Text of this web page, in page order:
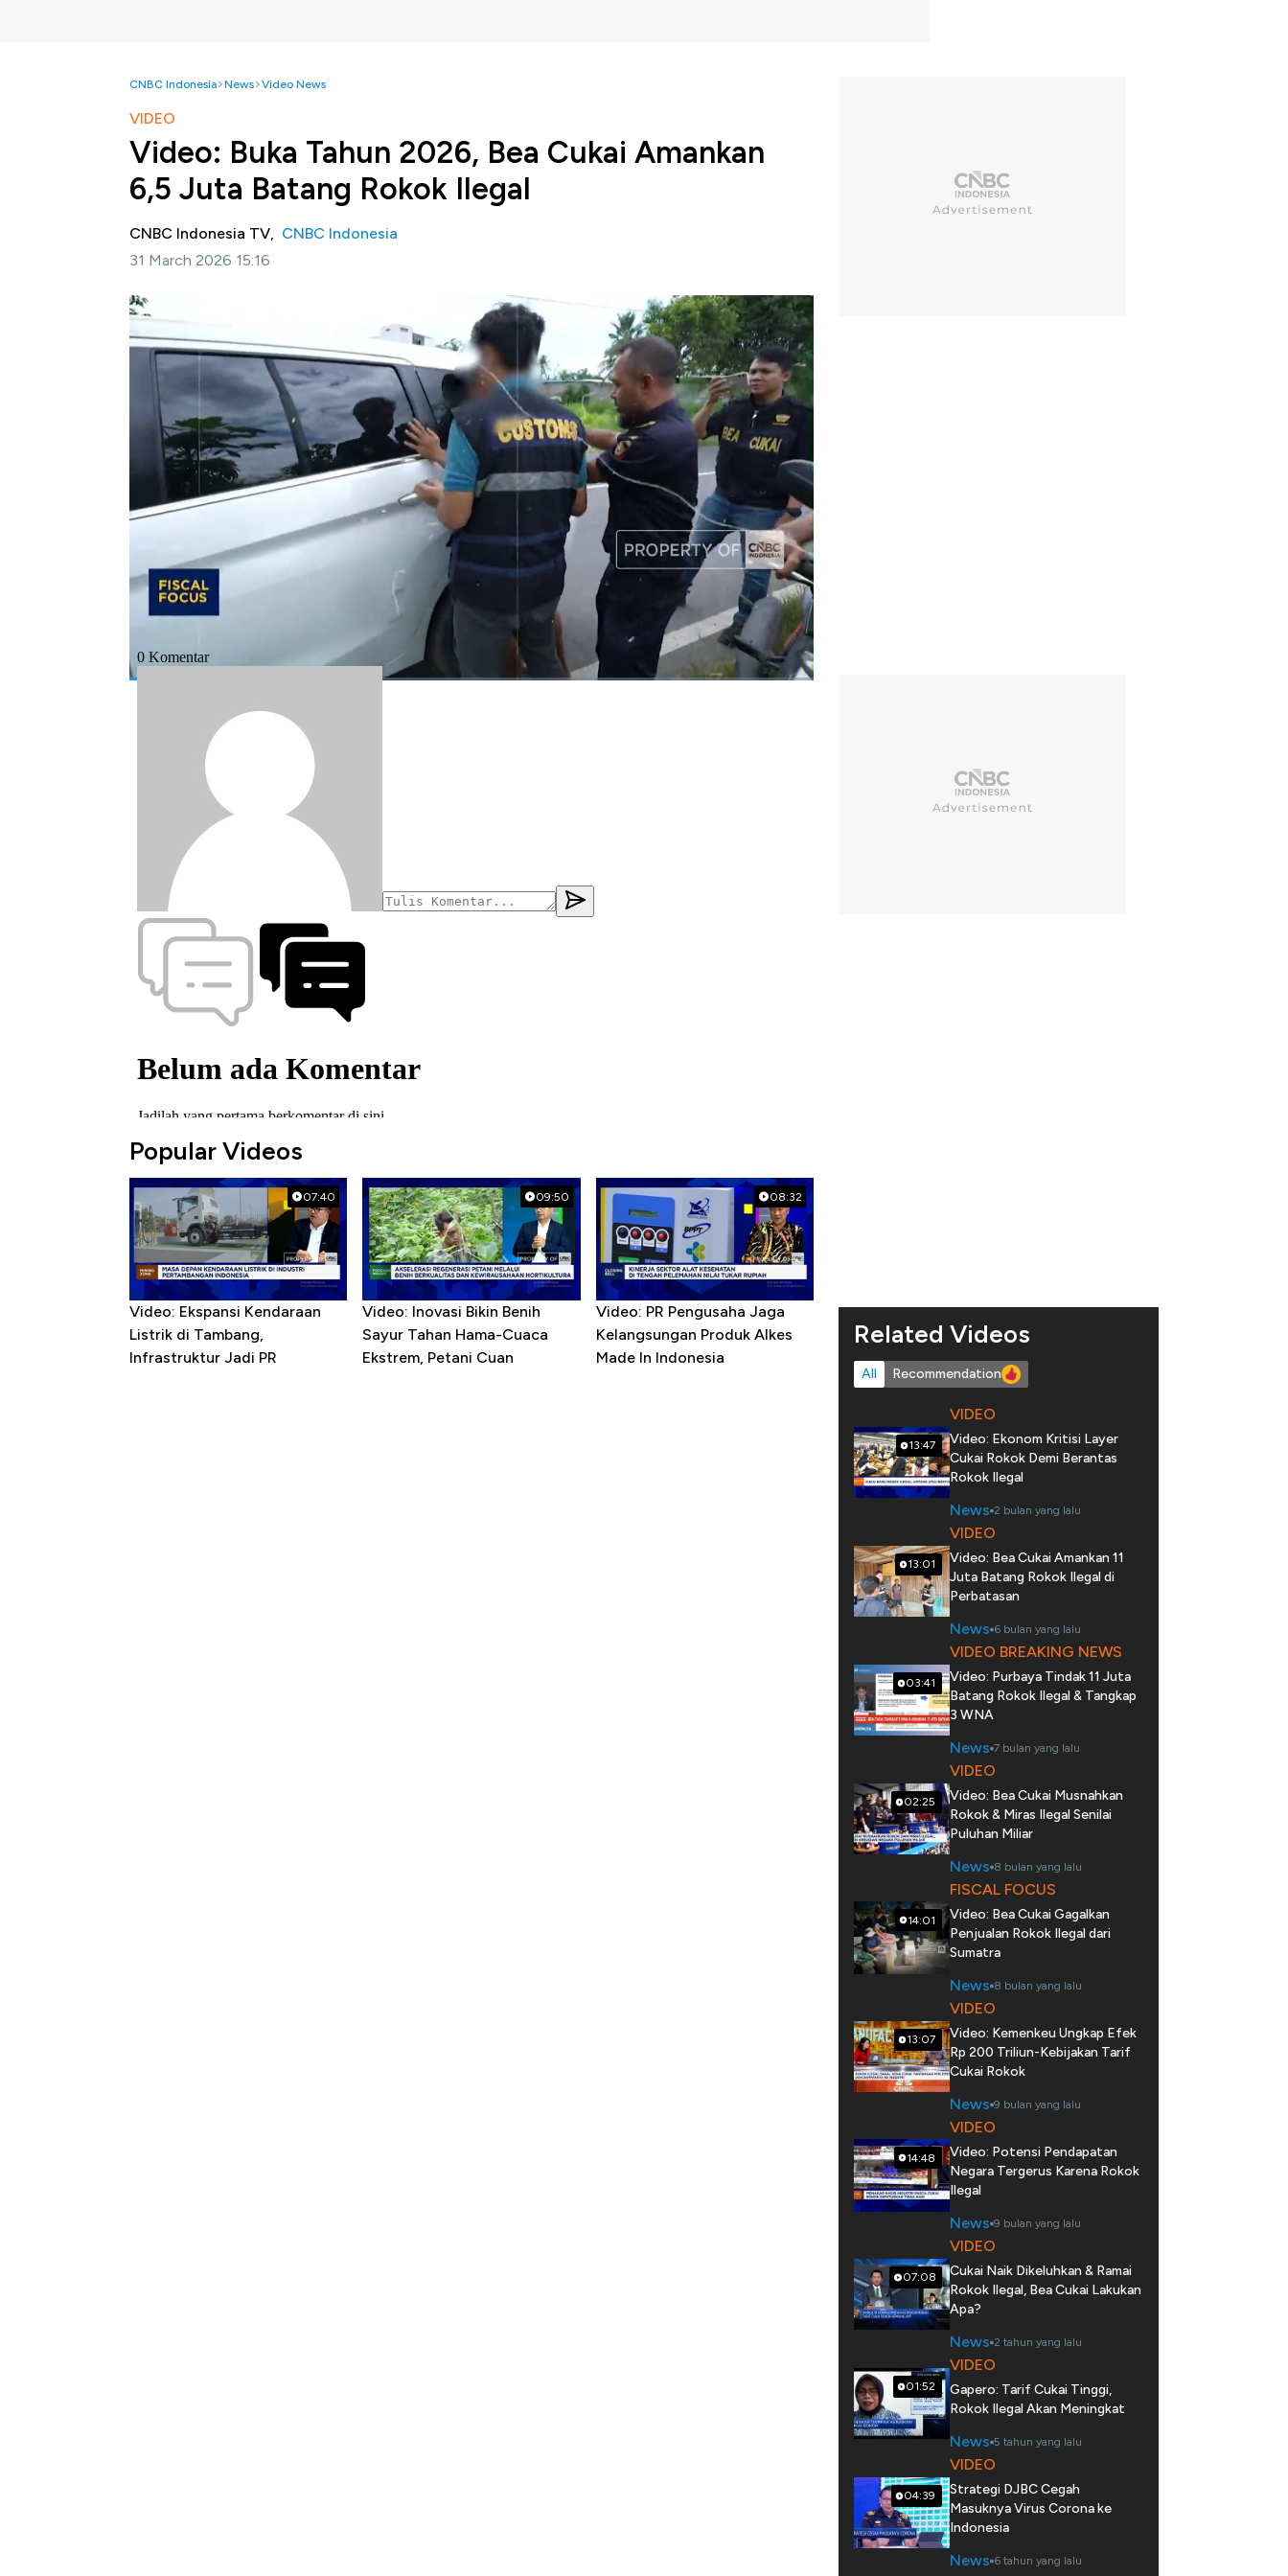
CNBC Indonesia News Video News
VIDEO
Video: Buka Tahun 2026, Bea Cukai Amankan
6,5 Juta Batang Rokok Ilegal
CNBC Indonesia TV, CNBC Indonesia
31 March 2026 15:16
Jakarta, CNBC Indonesia-
Membuka tahun 2026, Direktorat Jenderal Bea dan Cukai Kementerian
Keuangan kembali menggagalkan peredaran rokok ilegal di dalam negeri, sebanyak 6,5 juta batang
rokok. Dari penindakan ini, total potensi kerugian negara mencapai Rp 5 miliar, dari total nilai barang
Rp 9,6 miliar.
Selengkapnya dalam program Power Lunch CNBC Indonesia (Selasa, 31/03/2026) berikut ini.
#fiscal focus #ukai #kemenkeu #kementerian keuangan #cukai
Popular Videos
07:40
Video: Ekspansi Kendaraan
Listrik di Tambang,
Infrastruktur Jadi PR
09:50
Video: Inovasi Bikin Benih
Sayur Tahan Hama-Cuaca
Ekstrem, Petani Cuan
08:32
Video: PR Pengusaha Jaga
Kelangsungan Produk Alkes
Made In Indonesia
Related Videos
All Recommendation
13:47
VIDEO
Video: Ekonom Kritisi Layer
Cukai Rokok Demi Berantas
Rokok Ilegal
News 2 bulan yang lalu
13:01
VIDEO
Video: Bea Cukai Amankan 11
Juta Batang Rokok Ilegal di
Perbatasan
News 6 bulan yang lalu
03:41
VIDEO BREAKING NEWS
Video: Purbaya Tindak 11 Juta
Batang Rokok Ilegal & Tangkap
3 WNA
News 7 bulan yang lalu
02:25
VIDEO
Video: Bea Cukai Musnahkan
Rokok & Miras Ilegal Senilai
Puluhan Miliar
News 8 bulan yang lalu
14:01
FISCAL FOCUS
Video: Bea Cukai Gagalkan
Penjualan Rokok Ilegal dari
Sumatra
News 8 bulan yang lalu
13:07
VIDEO
Video: Kemenkeu Ungkap Efek
Rp 200 Triliun-Kebijakan Tarif
Cukai Rokok
News 9 bulan yang lalu
14:48
VIDEO
Video: Potensi Pendapatan
Negara Tergerus Karena Rokok
Ilegal
News 9 bulan yang lalu
07:08
VIDEO
Cukai Naik Dikeluhkan & Ramai
Rokok Ilegal, Bea Cukai Lakukan
Apa?
News 2 tahun yang lalu
01:52
VIDEO
Gapero: Tarif Cukai Tinggi,
Rokok Ilegal Akan Meningkat
News 5 tahun yang lalu
04:39
VIDEO
Strategi DJBC Cegah
Masuknya Virus Corona ke
Indonesia
News 6 tahun yang lalu